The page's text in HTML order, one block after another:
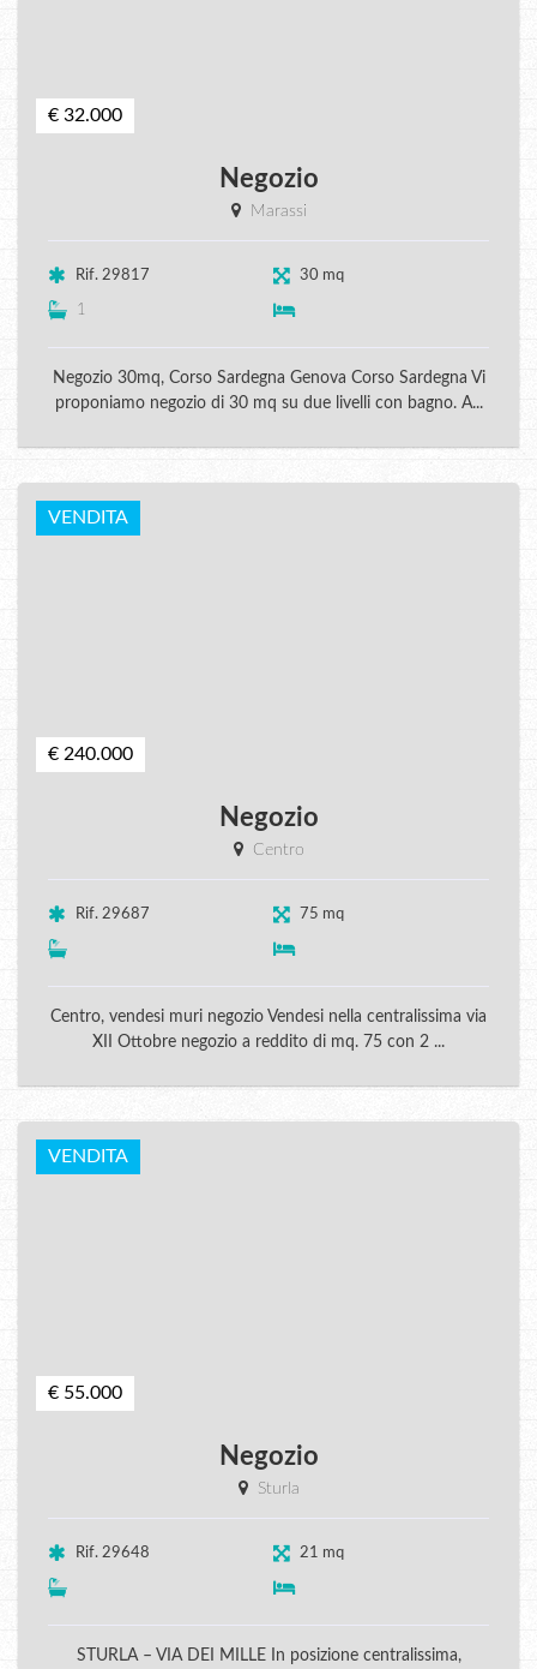
€ 32.000
Negozio
Marassi
Rif. 29817 30 mq
1
Negozio 30mq, Corso Sardegna Genova Corso Sardegna Vi
proponiamo negozio di 30 mq su due livelli con bagno. A...
VENDITA
€ 240.000
Negozio
Centro
Rif. 29687 75 mq
Centro, vendesi muri negozio Vendesi nella centralissima via
XII Ottobre negozio a reddito di mq. 75 con 2 ...
VENDITA
€ 55.000
Negozio
Sturla
Rif. 29648 21 mq
STURLA – VIA DEI MILLE In posizione centralissima,